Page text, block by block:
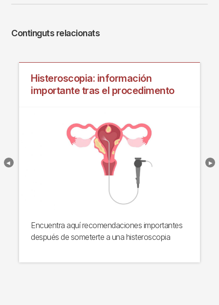
Continguts relacionats
Histeroscopia: información
importante tras el procedimento
Encuentra aquí recomendaciones importantes
después de someterte a una histeroscopia